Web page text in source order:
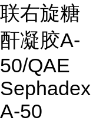
联右旋糖
酐凝胶A-
50/QAE
Sephadex
A-50